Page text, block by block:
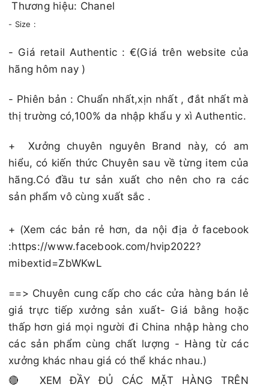
Thương hiệu: Chanel
- Size :
​​​- Giá retail Authentic : €(Giá trên website của
hãng hôm nay )​​​
- Phiên bản : Chuẩn nhất,xịn nhất , đắt nhất mà
thị trường có,100% da nhập khẩu y xì Authentic.
+Xưởng chuyên nguyên Brand này, có am
hiểu, có kiến thức Chuyên sau về từng item của
hãng.Có đầu tư sản xuất cho nên cho ra các
sản phẩm vô cùng xuất sắc .
+ (Xem các bản rẻ hơn, da nội địa ở facebook
:https://www.facebook.com/hvip2022?
mibextid=ZbWKwL
==> Chuyên cung cấp cho các cửa hàng bán lẻ
giá trực tiếp xưởng sản xuất- Giá bằng hoặc
thấp hơn giá mọi người đi China nhập hàng cho
các sản phẩm cùng chất lượng - Hàng từ các
xưởng khác nhau giá có thể khác nhau.)
🔴 XEM ĐẦY ĐỦ CÁC MẶT HÀNG TRÊN